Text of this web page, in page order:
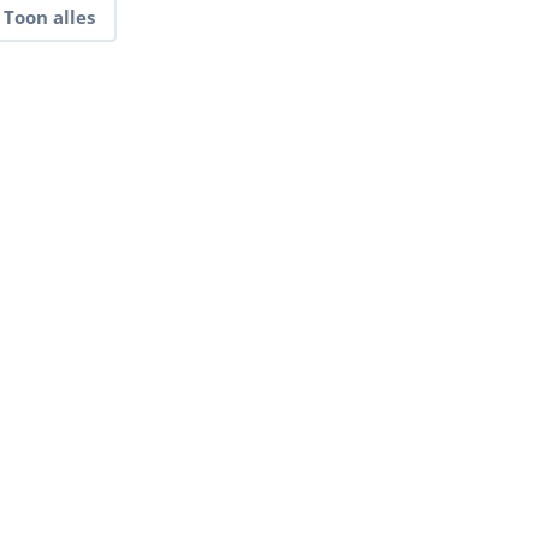
Toon alles